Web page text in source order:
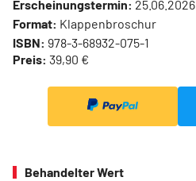
Erscheinungstermin: 25.06.2026
Format: Klappenbroschur
ISBN: 978-3-68932-075-1
Preis: 39,90 €
Behandelter Wert